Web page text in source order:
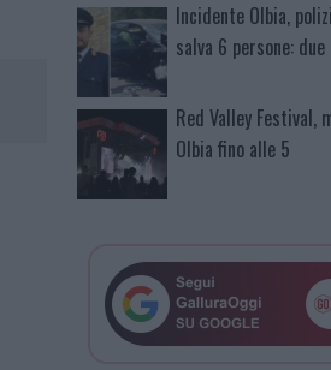
Incidente Olbia,
salva 6 persone:
Red Valley Festival,
Olbia fino alle 5